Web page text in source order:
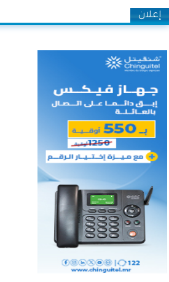
إعلان